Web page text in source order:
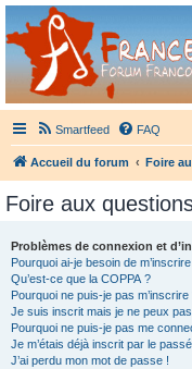
France Didgeridoo
Didgeridoo et Guimbarde sur
Smartfeed FAQ
Accueil du forum Foire
Foire aux
Problèmes de connexion et
Pourquoi ai-je besoin de
Qu’est-ce que la COPPA ?
Pourquoi ne puis-je pas m’inscrire
Je suis inscrit mais je ne peux
Pourquoi ne puis-je pas me
Je m’étais déjà inscrit par le
J’ai perdu mon mot de passe !